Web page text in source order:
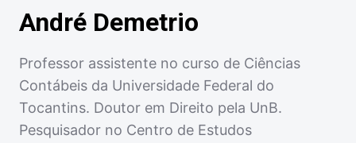
André Demetrio
Professor assistente no curso de Ciências
Contábeis da Universidade Federal do
Tocantins. Doutor em Direito pela UnB.
Pesquisador no Centro de Estudos